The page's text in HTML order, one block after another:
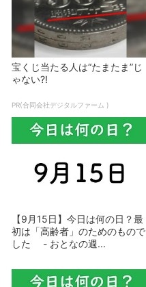
宝くじ当たる人は“たまたま”じ
ゃない?!
PR(合同会社デジタルファーム )
【9月15日】今日は何の日？最
初は「高齢者」のためのもので
した - おとなの週...